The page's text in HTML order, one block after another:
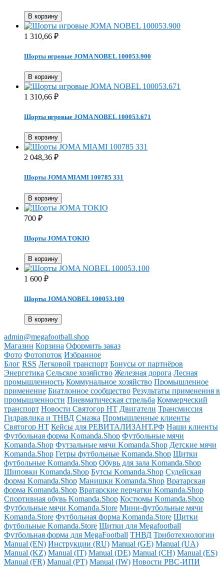
В корзину
1 310,66 ₽
Шорты игровые JOMA NOBEL 100053.900
В корзину
1 310,66 ₽
Шорты игровые JOMA NOBEL 100053.671
В корзину
2 048,36 ₽
Шорты JOMA MIAMI 100785 331
В корзину
700 ₽
Шорты JOMA TOKIO
В корзину
1 600 ₽
Шорты JOMA NOBEL 100053.100
В корзину
admin@megafootball.shop
Магазин Корзина Оформить заказ
Фото Фотопоток Избранное
Блог RSS Легковой транспорт Бонусы от партнёров
Энергетика Сельское хозяйство Железная дорога Лесная
промышленность Коммунальное хозяйство Промышленное
применение Биатлонное сообщество Результаты применения в
промышленности Пневматическая стрельба Коммерческий
транспорт Новости Святогор НТ Двигатели Трансмиссия
Гидравлика и ТНВД Смазка Промышленные клиенты
Святогор НТ Кейсы для РЕВИТАЛИЗАНТ.РФ Наши клиенты
Футбольная форма Komanda.Shop Футбольные мячи
Komanda.Shop Футзальные мячи Komanda.Shop Детские мячи
Komanda.Shop Гетры футбольные Komanda.Shop Щитки
футбольные Komanda.Shop Обувь для зала Komanda.Shop
Шиповки Komanda.Shop Бутсы Komanda.Shop Судейская
форма Komanda.Shop Манишки Komanda.Shop Вратарская
форма Komanda.Shop Вратарские перчатки Komanda.Shop
Спортивная обувь Komanda.Shop Костюмы Komanda.Shop
Футбольные мячи Komanda.Store Мини-футбольные мячи
Komanda.Store Футбольная форма Komanda.Store Щитки
футбольные Komanda.Store Щитки для Megafootball
Футбольная форма для MegaFootball ТНВД Триботехнологии
Manual (EN) Инструкции (RU) Manual (GE) Manual (UA)
Manual (KZ) Manual (IT) Manual (DE) Manual (CH) Manual (ES)
Manual (FR) Manual (PT) Manual (IW) Новости РВС-ИПИ